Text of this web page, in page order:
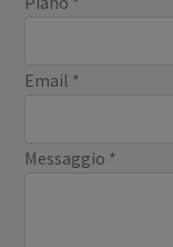
Email *
Messaggio *